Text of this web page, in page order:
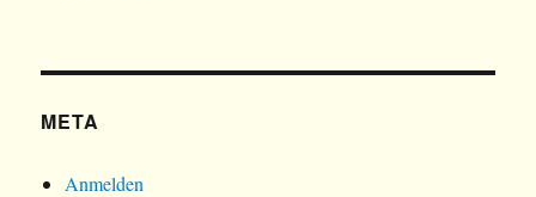
META
Anmelden